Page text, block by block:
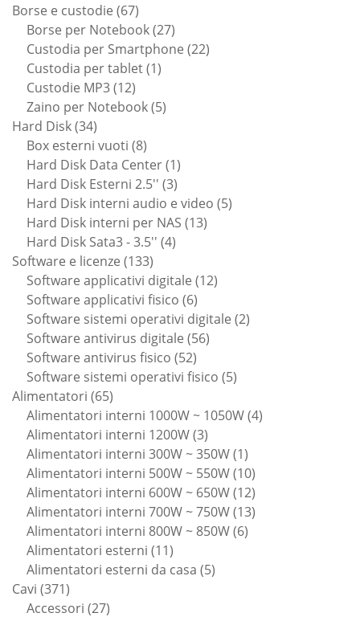
Borse e custodie 6767
prodotti
Borse per Notebook 2727
prodotti
Custodia per Smartphone 2222
Custodia per tablet 11
Custodie MP3 1212
prodotti
Zaino per Notebook 55
Hard Disk 3434
prodotti
Box esterni vuoti 88
prodotti
Hard Disk Data Center 11
prodotto
Hard Disk Esterni 2.5'' 33
prodotti
Hard Disk interni audio e video 55
Hard Disk interni per NAS 1313
Hard Disk Sata3 - 3.5'' 44
Software e licenze 133133
prodotti
Software applicativi digitale 1212
Software applicativi fisico 66
prodotti
Software sistemi operativi digitale 22
Software antivirus digitale 5656
Software antivirus fisico 5252
prodotti
Software sistemi operativi fisico 55
Alimentatori 6565
prodotti
Alimentatori interni 1000W ~ 1050W 44
Alimentatori interni 1200W 33
prodotti
Alimentatori interni 300W ~ 350W 11
prodotto
Alimentatori interni 500W ~ 550W 1010
prodotti
Alimentatori interni 600W ~ 650W 1212
prodotti
Alimentatori interni 700W ~ 750W 1313
Alimentatori interni 800W ~ 850W 66
Alimentatori esterni 1111
prodotti
Alimentatori esterni da casa 55
Cavi 371371
prodotti
Accessori 2727